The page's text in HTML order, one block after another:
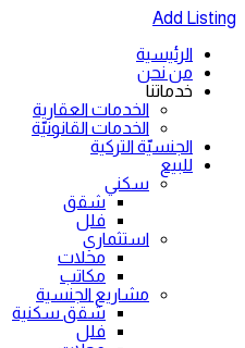
Add Listing
الرئيسية
من نحن
خدماتنا
الخدمات العقارية
الخدمات القانونيّة
الجنسيّة التركية
للبيع
سكني
شقق
فلل
استثماري
محلات
مكاتب
مشاريع الجنسية
شقق سكنية
فلل